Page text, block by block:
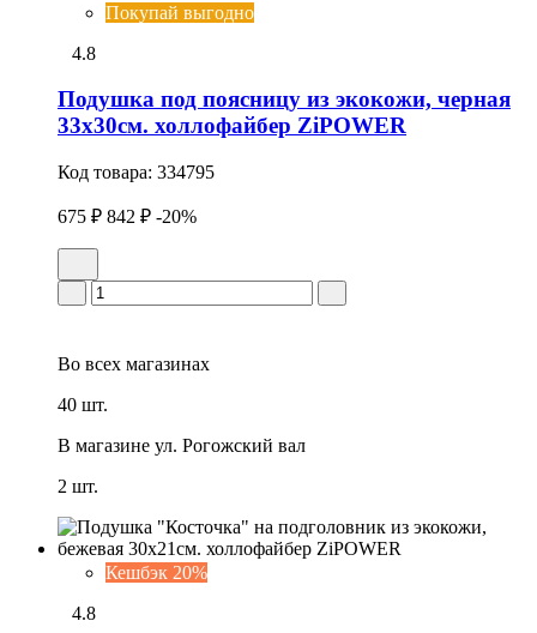
Покупай выгодно
4.8
Подушка под поясницу из экокожи, черная
33х30см. холлофайбер ZiPOWER
Код товара: 334795
675 ₽ 842 ₽ -20%
Во всех магазинах
40 шт.
В магазине ул. Рогожский вал
2 шт.
Кешбэк 20%
4.8